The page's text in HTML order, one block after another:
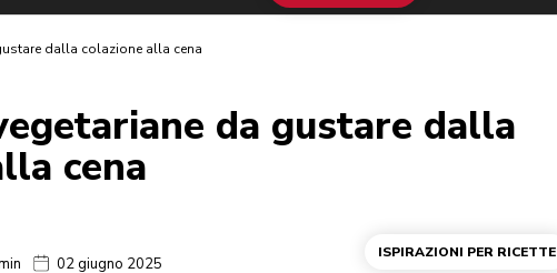
dalla colazione alla cena
da gustare dalla
cena
02 giugno 2025
ISPIRAZIONI PER RICETTE